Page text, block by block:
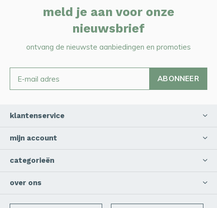
meld je aan voor onze
nieuwsbrief
ontvang de nieuwste aanbiedingen en promoties
ABONNEER
klantenservice
mijn account
categorieën
over ons